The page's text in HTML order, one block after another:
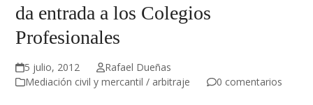
da entrada a los Colegios
Profesionales
5 julio, 2012
Rafael Dueñas
Mediación civil y mercantil / arbitraje
0 comentarios